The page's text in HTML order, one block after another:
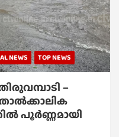
NEWS TOP NEWS
–
പൂർണ്ണമായി